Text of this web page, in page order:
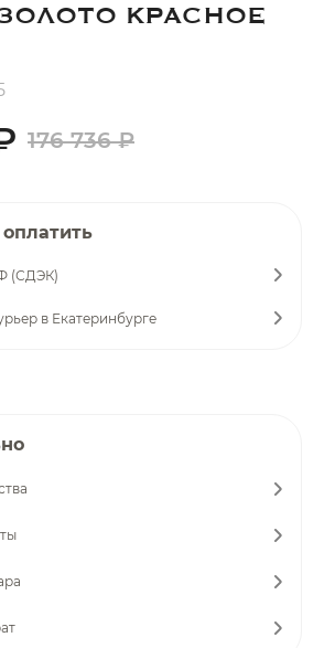
КРАСНОЕ
176 736 ₽
(СДЭК)
в Екатеринбурге
75% будут
Остались вопросы?